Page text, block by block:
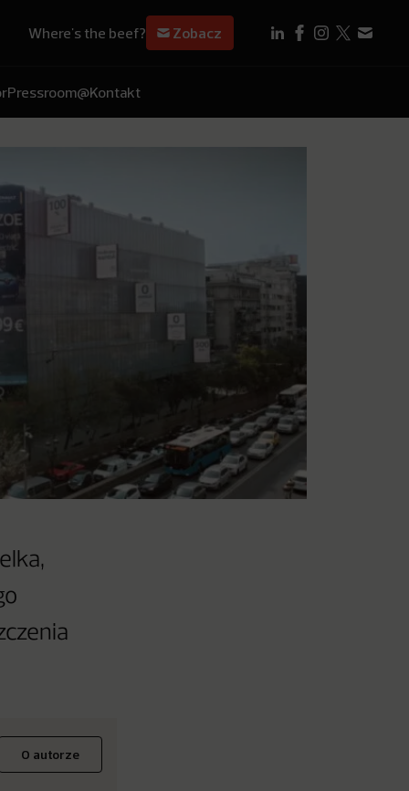
Where's the beef? Zobacz
Pressroom@Kontakt
O autorze